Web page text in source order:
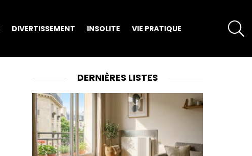
DIVERTISSEMENT INSOLITE VIE PRATIQUE
DERNIÈRES LISTES